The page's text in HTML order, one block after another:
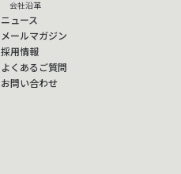
会社沿革
ニュース
メールマガジン
採用情報
よくあるご質問
お問い合わせ